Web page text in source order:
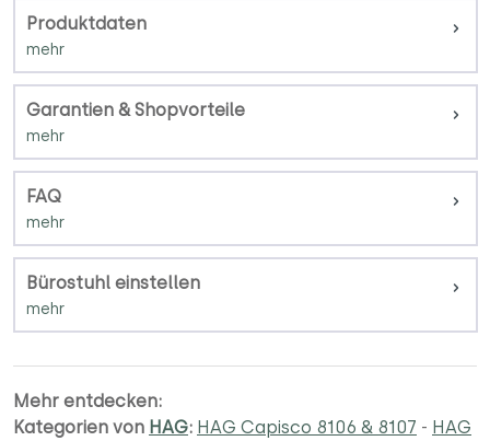
Produktdaten
Garantien & Shopvorteile
FAQ
Bürostuhl einstellen
Mehr entdecken:
Kategorien von HAG: HAG Capisco 8106 & 8107 - HAG